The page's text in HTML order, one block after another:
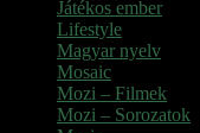
Játékos ember
Lifestyle
Magyar nyelv
Mosaic
Mozi – Filmek
Mozi – Sorozatok